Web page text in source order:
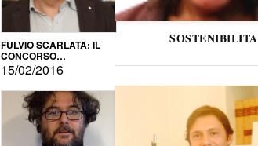
FULVIO SCARLATA: IL
CONCORSO
LETTERARIO
15/02/2016
SOSTENIBILITA